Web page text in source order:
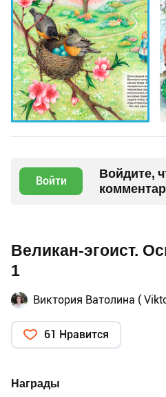
Войти
Войдите,
Великан-эгоист.
1
Виктория Ватолина (
61 Нравится
Награды